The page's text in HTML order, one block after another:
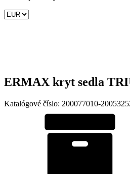
ERMAX kryt sedla
Katalógové číslo: 200077010-